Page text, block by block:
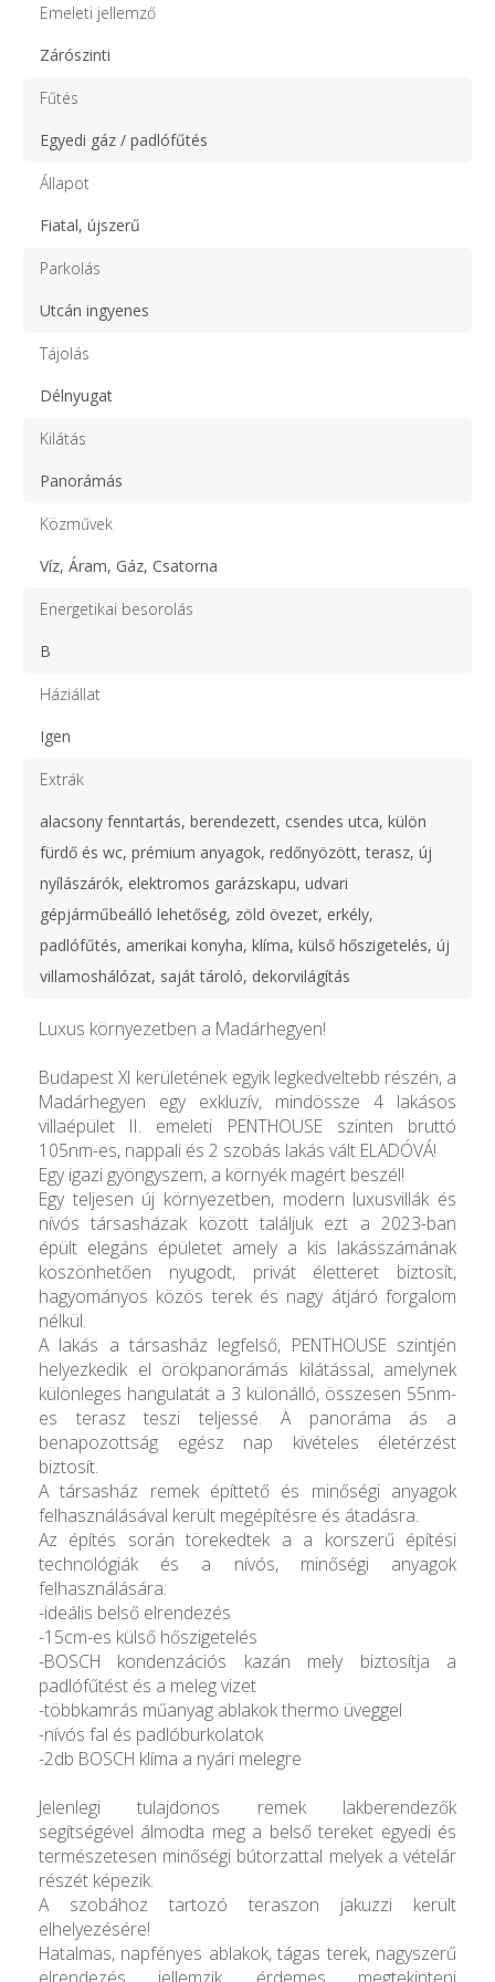
Emeleti jellemző
Zárószinti
Fűtés
Egyedi gáz / padlófűtés
Állapot
Fiatal, újszerű
Parkolás
Utcán ingyenes
Tájolás
Délnyugat
Kilátás
Panorámás
Közművek
Víz, Áram, Gáz, Csatorna
Energetikai besorolás
B
Háziállat
Igen
Extrák
alacsony fenntartás, berendezett, csendes utca, külön
fürdő és wc, prémium anyagok, redőnyözött, terasz, új
nyílászárók, elektromos garázskapu, udvari
gépjárműbeálló lehetőség, zöld övezet, erkély,
padlófűtés, amerikai konyha, klíma, külső hőszigetelés, új
villamoshálózat, saját tároló, dekorvilágítás
Luxus környezetben a Madárhegyen!
Budapest XI kerületének egyik legkedveltebb részén, a
Madárhegyen egy exkluzív, mindössze 4 lakásos
villaépület II. emeleti PENTHOUSE szinten bruttó
105nm-es, nappali és 2 szobás lakás vált ELADÓVÁ!
Egy igazi gyöngyszem, a környék magért beszél!
Egy teljesen új környezetben, modern luxusvillák és
nívós társasházak között találjuk ezt a 2023-ban
épült elegáns épületet amely a kis lakásszámának
köszönhetően nyugodt, privát életteret biztosít,
hagyományos közös terek és nagy átjáró forgalom
nélkül.
A lakás a társasház legfelső, PENTHOUSE szintjén
helyezkedik el örökpanorámás kilátással, amelynek
különleges hangulatát a 3 különálló, összesen 55nm-
es terasz teszi teljessé. A panoráma ás a
benapozottság egész nap kivételes életérzést
biztosít.
A társasház remek építtető és minőségi anyagok
felhasználásával került megépítésre és átadásra.
Az építés során törekedtek a a korszerű építési
technológiák és a nívós, minőségi anyagok
felhasználására:
-ideális belső elrendezés
-15cm-es külső hőszigetelés
-BOSCH kondenzációs kazán mely biztosítja a
padlófűtést és a meleg vizet
-többkamrás műanyag ablakok thermo üveggel
-nívós fal és padlóburkolatok
-2db BOSCH klíma a nyári melegre
Jelenlegi tulajdonos remek lakberendezők
segítségével álmodta meg a belső tereket egyedi és
természetesen minőségi bútorzattal melyek a vételár
részét képezik.
A szobához tartozó teraszon jakuzzi került
elhelyezésére!
Hatalmas, napfényes ablakok, tágas terek, nagyszerű
elrendezés jellemzik, érdemes megtekinteni